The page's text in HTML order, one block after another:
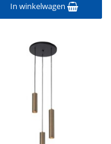
In winkelwagen